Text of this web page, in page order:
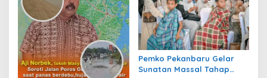
Pemko Pekanbaru Gelar
Sunatan Massal Tahap